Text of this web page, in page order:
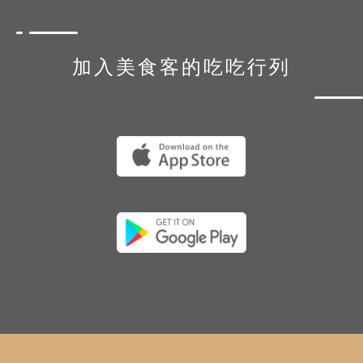
加入美食客的吃吃行列